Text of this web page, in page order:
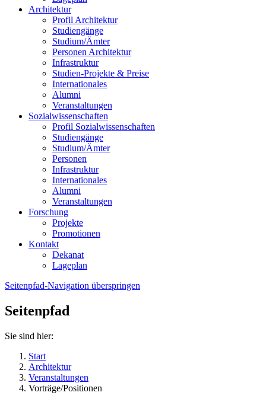
Architektur
Profil Architektur
Studiengänge
Studium/Ämter
Personen Architektur
Infrastruktur
Studien-Projekte & Preise
Internationales
Alumni
Veranstaltungen
Sozialwissenschaften
Profil Sozialwissenschaften
Studiengänge
Studium/Ämter
Personen
Infrastruktur
Internationales
Alumni
Veranstaltungen
Forschung
Projekte
Promotionen
Kontakt
Dekanat
Lageplan
Seitenpfad-Navigation überspringen
Seitenpfad
Sie sind hier:
Start
Architektur
Veranstaltungen
Vorträge/Positionen